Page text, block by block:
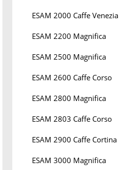
ESAM 2000 Caffe Venezia
ESAM 2200 Magnifica
ESAM 2500 Magnifica
ESAM 2600 Caffe Corso
ESAM 2800 Magnifica
ESAM 2803 Caffe Corso
ESAM 2900 Caffe Cortina
ESAM 3000 Magnifica